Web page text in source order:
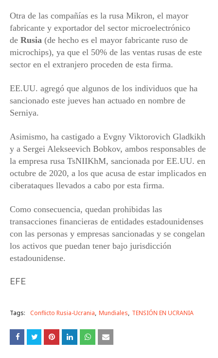
Otra de las compañías es la rusa Mikron, el mayor
fabricante y exportador del sector microelectrónico
de Rusia (de hecho es el mayor fabricante ruso de
microchips), ya que el 50% de las ventas rusas de este
sector en el extranjero proceden de esta firma.
EE.UU. agregó que algunos de los individuos que ha
sancionado este jueves han actuado en nombre de
Serniya.
Asimismo, ha castigado a Evgny Viktorovich Gladkikh
y a Sergei Alekseevich Bobkov, ambos responsables de
la empresa rusa TsNIIKhM, sancionada por EE.UU. en
octubre de 2020, a los que acusa de estar implicados en
ciberataques llevados a cabo por esta firma.
Como consecuencia, quedan prohibidas las
transacciones financieras de entidades estadounidenses
con las personas y empresas sancionadas y se congelan
los activos que puedan tener bajo jurisdicción
estadounidense.
EFE
Tags: Conflicto Rusia-Ucrania Mundiales TENSIÓN EN UCRANIA